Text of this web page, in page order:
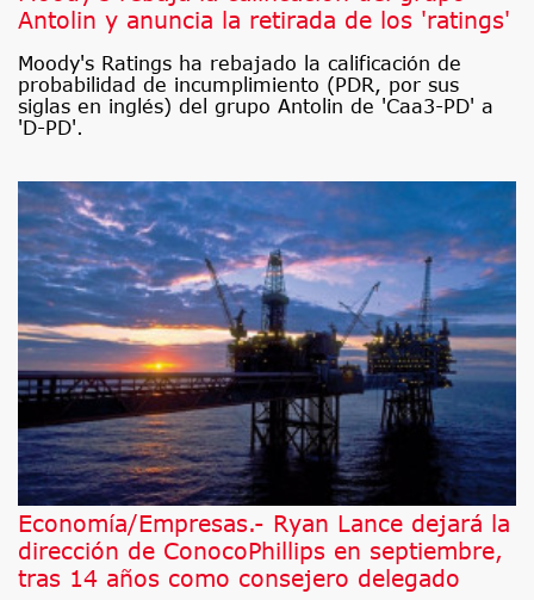
Antolin y anuncia la retirada de los 'ratings'
Moody's Ratings ha rebajado la calificación de
probabilidad de incumplimiento (PDR, por sus
siglas en inglés) del grupo Antolin de 'Caa3-PD' a
'D-PD'.
Economía/Empresas.- Ryan Lance dejará la
dirección de ConocoPhillips en septiembre,
tras 14 años como consejero delegado